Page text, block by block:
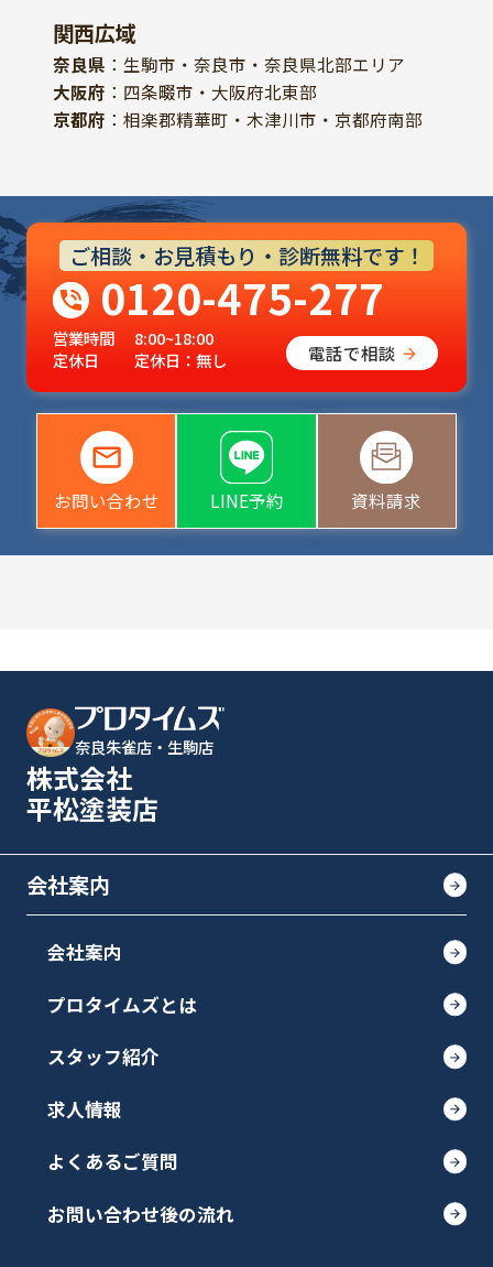
関西広域
奈良県 ：生駒市・奈良市・奈良県北部エリア
大阪府 ：四条畷市・大阪府北東部
京都府 ：相楽郡精華町・木津川市・京都府南部
ご相談・お見積もり・診断無料です！
0120-475-277
営業時間
8:00~18:00
定休日
定休日：無し 電話で相談
お問い合わせ LINE予約 資料請求
奈良朱雀店・生駒店
株式会社
平松塗装店
会社案内
会社案内
プロタイムズとは
スタッフ紹介
求人情報
よくあるご質問
お問い合わせ後の流れ